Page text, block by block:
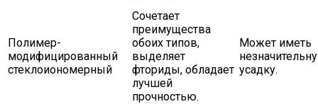
Полимер-
модифицированный
стеклоиономерный
Сочетает
преимущества
обоих типов,
выделяет
фториды, обладает
лучшей
прочностью.
Может иметь
усадку.